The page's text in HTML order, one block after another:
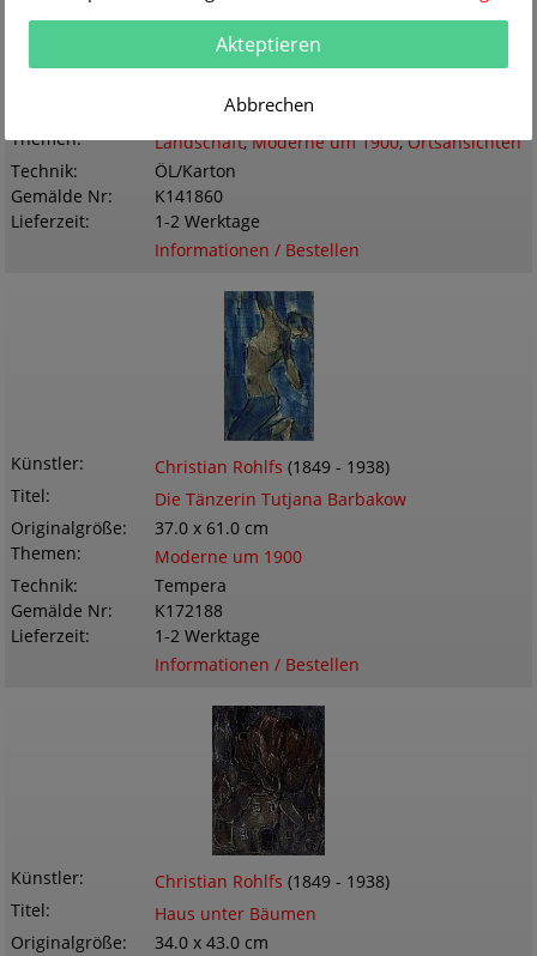
Christian Rohlfs(1849 - 1938)
40.0 x 29.0 cm
Themen
Landschaft,Moderne um 1900,Ortsansichten
Technik
ÖL/Karton
Gemälde Nr
K141860
Lieferzeit
1-2 Werktage
Informationen / Bestellen
Künstler Christian Rohlfs (1849 - 1938)
Titel
Die Tänzerin Tutjana Barbakow
Originalgröße
37.0 x 61.0 cm
Themen
Moderne um 1900
Technik
Tempera
Gemälde Nr
K172188
Lieferzeit
1-2 Werktage
Informationen / Bestellen
Künstler Christian Rohlfs (1849 - 1938)
Titel
Haus unter Bäumen
Originalgröße
34.0 x 43.0 cm
Akteptieren
Abbrechen